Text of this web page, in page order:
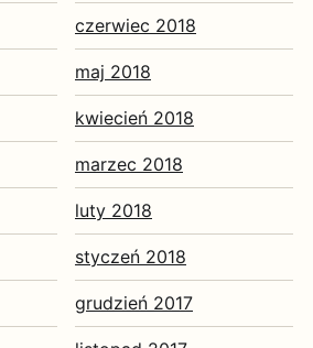
czerwiec 2018
maj 2018
kwiecień 2018
marzec 2018
luty 2018
styczeń 2018
grudzień 2017